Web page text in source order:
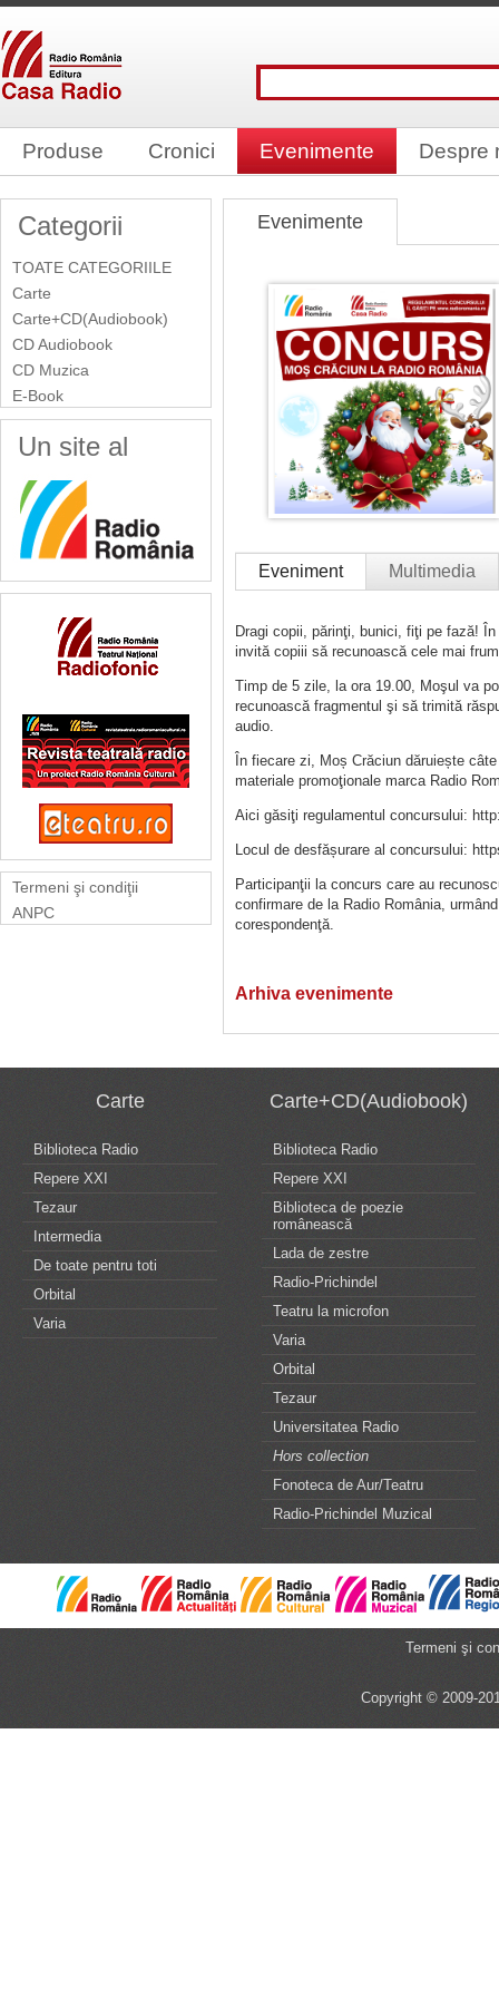
Produse Cronici Evenimente Despre
Categorii
TOATE CATEGORIILE
Carte
Carte+CD(Audiobook)
CD Audiobook
CD Muzica
E-Book
Un site al
Termeni şi condiţii
ANPC
Evenimente
Eveniment Multimedia
Dragi copii, părinţi, bunici, fiţi pe fază!
invită copiii să recunoască cele mai
Timp de 5 zile, la ora 19.00, Moşul va
recunoască fragmentul şi să trimită
audio.
În fiecare zi, Moș Crăciun dăruiește
materiale promoţionale marca Radio
Aici găsiţi regulamentul concursului:
Locul de desfășurare al concursului:
Participanţii la concurs care au
confirmare de la Radio România,
corespondenţă.
Arhiva evenimente
Carte
Biblioteca Radio
Repere XXI
Tezaur
Intermedia
De toate pentru toti
Orbital
Varia
Carte+CD(Audiobook)
Biblioteca Radio
Repere XXI
Biblioteca de poezie
românească
Lada de zestre
Radio-Prichindel
Teatru la microfon
Varia
Orbital
Tezaur
Universitatea Radio
Hors collection
Fonoteca de Aur/Teatru
Radio-Prichindel Muzical
Termeni şi
Copyright © 2009-